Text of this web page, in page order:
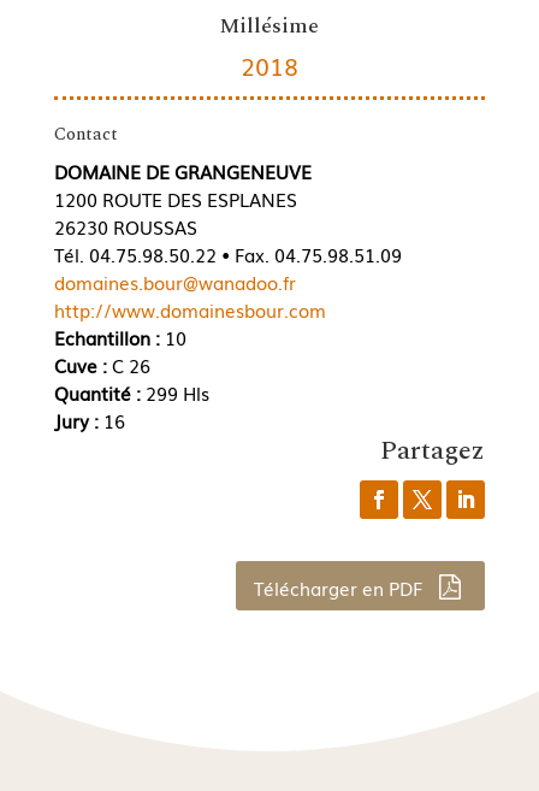
Millésime
2018
Contact
DOMAINE DE GRANGENEUVE
1200 ROUTE DES ESPLANES
26230 ROUSSAS
Tél. 04.75.98.50.22 • Fax. 04.75.98.51.09
domaines.bour@wanadoo.fr
http://www.domainesbour.com
Echantillon :10
Cuve :C 26
Quantité : 299 Hls
Jury : 16
Partagez
Télécharger en PDF